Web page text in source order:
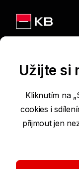
Podmínky
Prohlášení o
Ochrana osobních
Užijte si
Kliknutím na
cookies i
přijmout jen